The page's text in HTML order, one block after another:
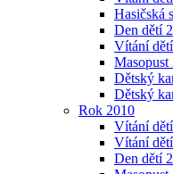
Hasičská
Den dětí
Vítání
Masopust
Dětský
Dětský
Rok 2010
Vítání
Vítání
Den dětí